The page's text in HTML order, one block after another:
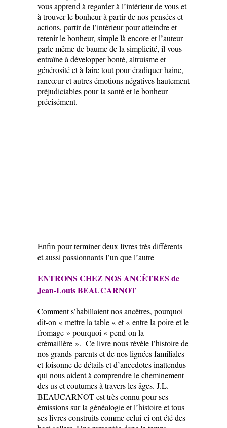
vous apprend à regarder à l’intérieur de vous et
à trouver le bonheur à partir de nos pensées et
actions, partir de l’intérieur pour atteindre et
retenir le bonheur, simple là encore et l’auteur
parle même de baume de la simplicité, il vous
entraîne à développer bonté, altruisme et
générosité et à faire tout pour éradiquer haine,
rancœur et autres émotions négatives hautement
préjudiciables pour la santé et le bonheur
précisément.
Enfin pour terminer deux livres très différents
et aussi passionnants l’un que l’autre
ENTRONS CHEZ NOS ANCÊTRES de
Jean-Louis BEAUCARNOT
Comment s’habillaient nos ancêtres, pourquoi
dit-on « mettre la table « et « entre la poire et le
fromage » pourquoi « pend-on la
crémaillère ». Ce livre nous révèle l’histoire de
nos grands-parents et de nos lignées familiales
et foisonne de détails et d’anecdotes inattendus
qui nous aident à comprendre le cheminement
des us et coutumes à travers les âges. J.L.
BEAUCARNOT est très connu pour ses
émissions sur la généalogie et l’histoire et tous
ses livres construits comme celui-ci ont été des